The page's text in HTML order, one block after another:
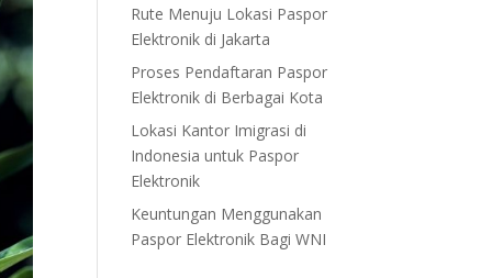
Rute Menuju Lokasi Paspor
Elektronik di Jakarta
Proses Pendaftaran Paspor
Elektronik di Berbagai Kota
Lokasi Kantor Imigrasi di
Indonesia untuk Paspor
Elektronik
Keuntungan Menggunakan
Paspor Elektronik Bagi WNI